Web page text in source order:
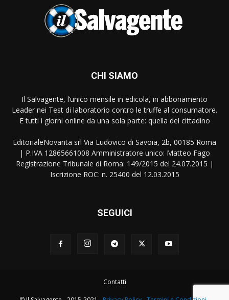
CHI SIAMO
Il Salvagente, l’unico mensile in edicola, in abbonamento
Leader nei Test di laboratorio contro le truffe al consumatore.
E tutti i giorni online da una sola parte: quella del cittadino
EditorialeNovanta srl Via Ludovico di Savoia, 2b, 00185 Roma
| P.IVA 12865661008 Amministratore unico: Matteo Fago
Registrazione Tribunale di Roma: 149/2015 del 24.07.2015 |
Iscrizione ROC: n. 25400 del 12.03.2015
SEGUICI
Contatti